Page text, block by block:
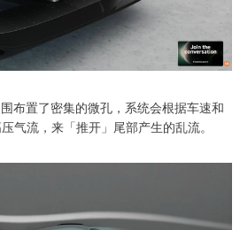
布置了密集的微孔，系统会根据车速和
气流，来「推开」尾部产生的乱流。